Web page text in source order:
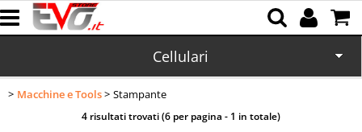
Home
Cellulari
Macchine e Tools Stampante
4 risultati trovati (6 per pagina - 1 in totale)